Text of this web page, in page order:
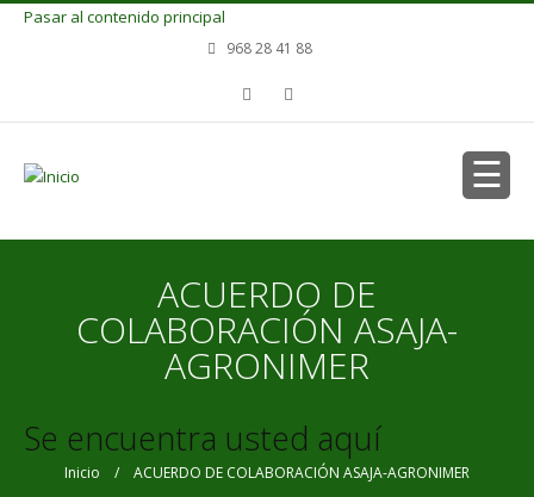
Pasar al contenido principal
968 28 41 88
ACUERDO DE
COLABORACIÓN ASAJA-
AGRONIMER
Se encuentra usted aquí
Inicio / ACUERDO DE COLABORACIÓN ASAJA-AGRONIMER